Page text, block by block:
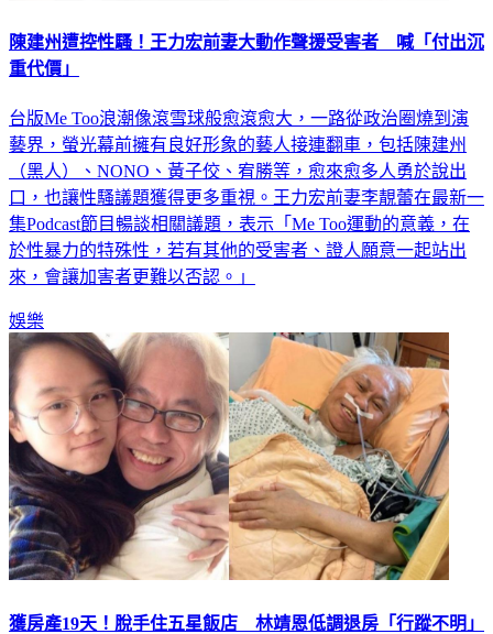
陳建州遭控性騷！王力宏前妻大動作聲援受害者 喊「付出沉
重代價」
台版Me Too浪潮像滾雪球般愈滾愈大，一路從政治圈燒到演
藝界，螢光幕前擁有良好形象的藝人接連翻車，包括陳建州
（黑人）、NONO、黃子佼、宥勝等，愈來愈多人勇於說出
口，也讓性騷議題獲得更多重視。王力宏前妻李靚蕾在最新一
集Podcast節目暢談相關議題，表示「Me Too運動的意義，在
於性暴力的特殊性，若有其他的受害者、證人願意一起站出
來，會讓加害者更難以否認。」
娛樂
獲房產19天！脫手住五星飯店 林靖恩低調退房「行蹤不明」